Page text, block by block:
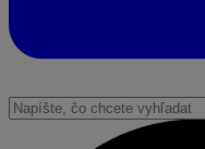
Vyhľadať: